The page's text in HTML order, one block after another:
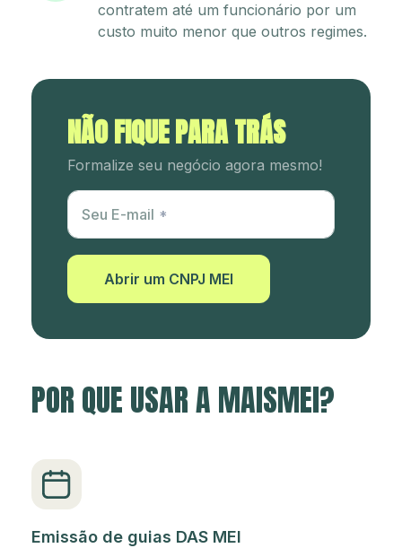
contratem até um funcionário por um
custo muito menor que outros regimes.
NÃO FIQUE PARA TRÁS
Formalize seu negócio agora mesmo!
Utm Content
Seu E-mail
Abrir um CNPJ MEI
POR QUE USAR A MAISMEI?
Emissão de guias DAS MEI